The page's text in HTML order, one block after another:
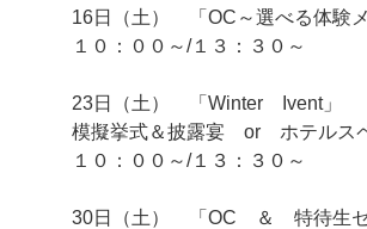
16日（土） 「OC～選べる体験メ
１０：００～/１３：３０～
23日（土） 「Winter Ivent」
模擬挙式＆披露宴 or ホテルス
１０：００～/１３：３０～
30日（土） 「OC ＆ 特待生セ